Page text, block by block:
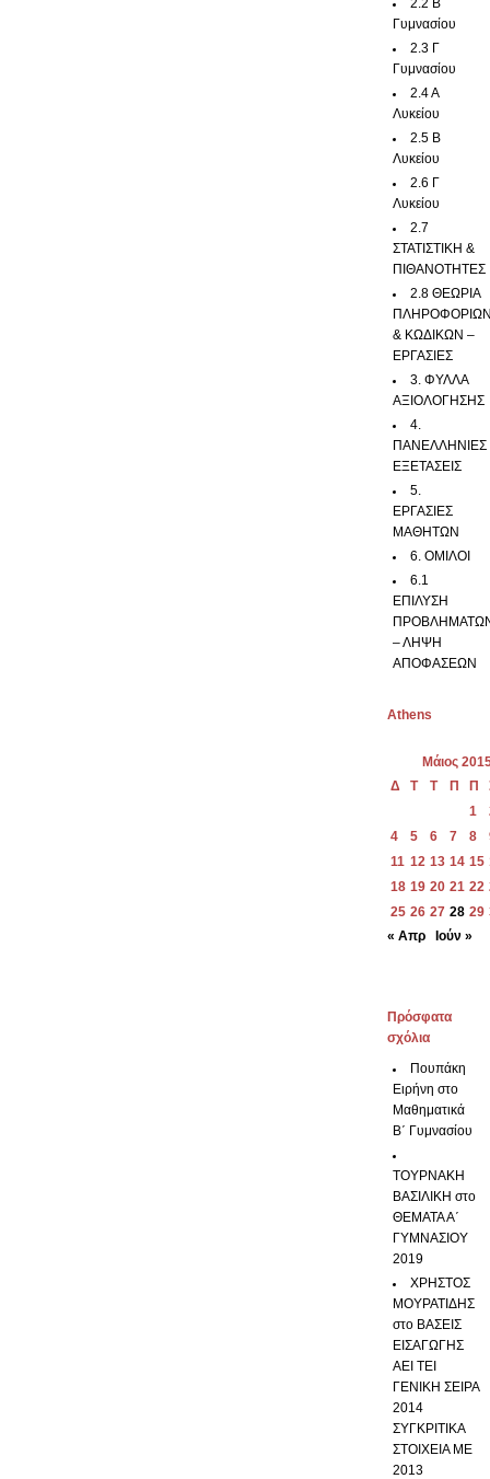
2.2 Β
Γυμνασίου
2.3 Γ
Γυμνασίου
2.4 Α
Λυκείου
2.5 Β
Λυκείου
2.6 Γ
Λυκείου
2.7
ΣΤΑΤΙΣΤΙΚΗ &
ΠΙΘΑΝΟΤΗΤΕΣ
2.8 ΘΕΩΡΙΑ
& ΚΩΔΙΚΩΝ –
ΕΡΓΑΣΙΕΣ
3. ΦΥΛΛΑ
ΑΞΙΟΛΟΓΗΣΗΣ
4.
ΠΑΝΕΛΛΗΝΙΕΣ
ΕΞΕΤΑΣΕΙΣ
5.
ΕΡΓΑΣΙΕΣ
ΜΑΘΗΤΩΝ
6. ΟΜΙΛΟΙ
6.1
ΕΠΙΛΥΣΗ
– ΛΗΨΗ
ΑΠΟΦΑΣΕΩΝ
Athens
Μάιος
Δ
Τ Τ Π Π
1
4
5 6 7 8
11 12 13 14 15
18 19 20 21 22
25 26 27 28 29
« Απρ
Ιούν »
Πρόσφατα
σχόλια
Πουπάκη
Ειρήνη στο
Μαθηματικά
Β΄ Γυμνασίου
ΤΟΥΡΝΑΚΗ
ΒΑΣΙΛΙΚΗ στο
ΘΕΜΑΤΑ Α΄
ΓΥΜΝΑΣΙΟΥ
2019
ΧΡΗΣΤΟΣ
ΜΟΥΡΑΤΙΔΗΣ
στο ΒΑΣΕΙΣ
ΕΙΣΑΓΩΓΗΣ
ΑΕΙ ΤΕΙ
ΓΕΝΙΚΗ ΣΕΙΡΑ
2014
ΣΥΓΚΡΙΤΙΚΑ
ΣΤΟΙΧΕΙΑ ΜΕ
2013